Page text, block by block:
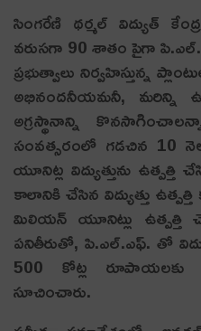
సింగరేణి థర్మల్‌ విద్యుత్‌
వరుసగా 90 శాతం పైగా
ప్రభుత్వాలు నిర్వహిస్తున్న
అభినందనీయమనీ, మరిన్ని
అగ్రస్థానాన్ని
సంవత్సరంలో గడచిన 10
యూనిట్ల విద్యుత్తును
కాలానికి చేసిన విద్యుత్తు
మిలియన్‌ యూనిట్లు ఉత్పత్తి
పనితీరుతో, పి.ఎల్‌.ఎఫ్‌. తో
500 కోట్ల
సూచించారు.